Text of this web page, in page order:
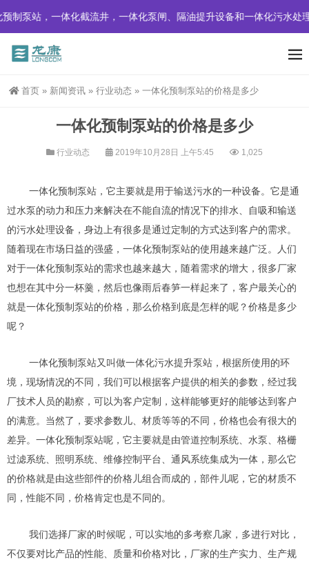
制泵站，一体化截流井，一体化泵闸、隔油提升设备和一体化污水处
首页 » 新闻资讯 » 行业动态 » 一体化预制泵站的价格是多少
一体化预制泵站的价格是多少
行业动态 2019年10月28日 上午5:45 1,025
一体化预制泵站，它主要就是用于输送污水的一种设备。它是通
过水泵的动力和压力来解决在不能自流的情况下的排水、自吸和输送
的污水处理设备，身边上有很多是通过定制的方式达到客户的需求。
随着现在市场日益的强盛，一体化预制泵站的使用越来越广泛。人们
对于一体化预制泵站的需求也越来越大，随着需求的增大，很多厂家
也想在其中分一杯羹，然后也像雨后春笋一样起来了，客户最关心的
就是一体化预制泵站的价格，那么价格到底是怎样的呢？价格是多少
呢？
一体化预制泵站又叫做一体化污水提升泵站，根据所使用的环
境，现场情况的不同，我们可以根据客户提供的相关的参数，经过我
厂技术人员的勘察，可以为客户定制，这样能够更好的能够达到客户
的满意。当然了，要求参数儿、材质等等的不同，价格也会有很大的
差异。一体化预制泵站呢，它主要就是由管道控制系统、水泵、格栅
过滤系统、照明系统、维修控制平台、通风系统集成为一体，那么它
的价格就是由这些部件的价格儿组合而成的，部件儿呢，它的材质不
同，性能不同，价格肯定也是不同的。
我们选择厂家的时候呢，可以实地的多考察几家，多进行对比，
不仅要对比产品的性能、质量和价格对比，厂家的生产实力、生产规